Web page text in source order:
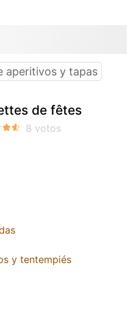
aperitivos y tapas
de fêtes
y tentempiés